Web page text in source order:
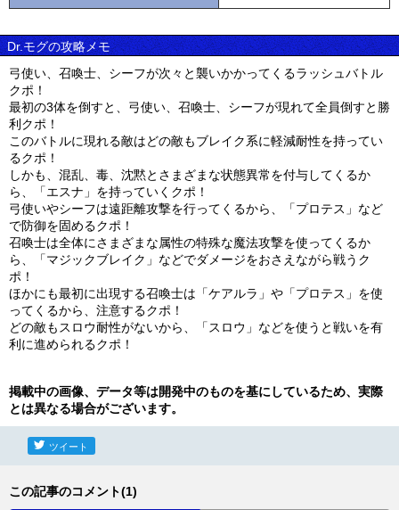
Dr.モグの攻略メモ
弓使い、召喚士、シーフが次々と襲いかかってくるラッシュバトル
クポ！
最初の3体を倒すと、弓使い、召喚士、シーフが現れて全員倒すと勝
利クポ！
このバトルに現れる敵はどの敵もブレイク系に軽減耐性を持ってい
るクポ！
しかも、混乱、毒、沈黙とさまざまな状態異常を付与してくるか
ら、「エスナ」を持っていくクポ！
弓使いやシーフは遠距離攻撃を行ってくるから、「プロテス」など
で防御を固めるクポ！
召喚士は全体にさまざまな属性の特殊な魔法攻撃を使ってくるか
ら、「マジックブレイク」などでダメージをおさえながら戦うク
ポ！
ほかにも最初に出現する召喚士は「ケアルラ」や「プロテス」を使
ってくるから、注意するクポ！
どの敵もスロウ耐性がないから、「スロウ」などを使うと戦いを有
利に進められるクポ！
掲載中の画像、データ等は開発中のものを基にしているため、実際
とは異なる場合がございます。
ツイート
この記事のコメント(1)